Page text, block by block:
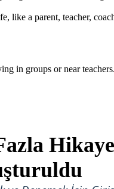
like a parent, teacher,
in groups or near
Hikaye